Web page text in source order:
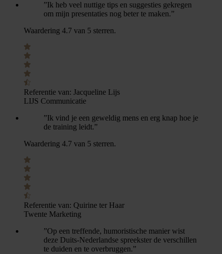
”Ik heb veel nuttige tips en suggesties gekregen
om mijn presentaties nog beter te maken.”
Waardering 4.7 van 5 sterren.
Referentie van: Jacqueline Lijs
LIJS Communicatie
”Ik vind je een geweldig mens en erg knap hoe je
de training leidt.”
Waardering 4.7 van 5 sterren.
Referentie van: Quirine ter Haar
Twente Marketing
”Op een treffende, humoristische manier wist
deze Duits-Nederlandse spreekster de verschillen
te duiden en te overbruggen.”